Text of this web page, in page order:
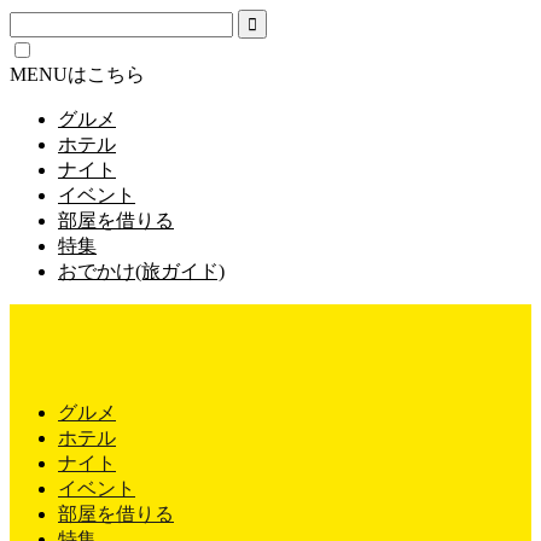
MENUはこちら
グルメ
ホテル
ナイト
イベント
部屋を借りる
特集
おでかけ(旅ガイド)
グルメ
ホテル
ナイト
イベント
部屋を借りる